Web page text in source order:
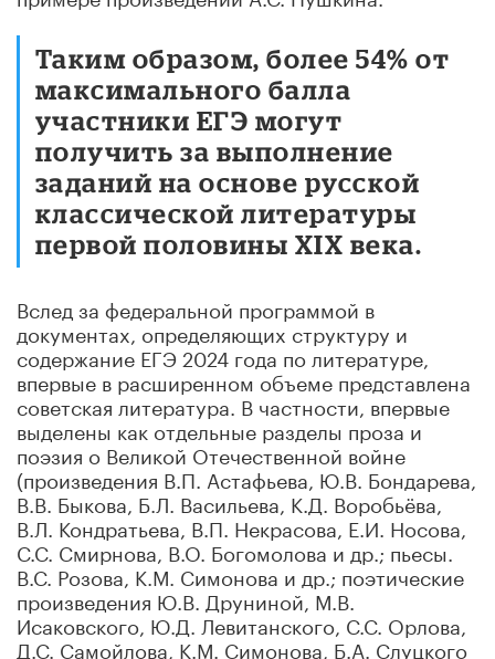
Таким образом, более 54% от
максимального балла
участники ЕГЭ могут
получить за выполнение
заданий на основе русской
классической литературы
первой половины XIX века.
Вслед за федеральной программой в
документах, определяющих структуру и
содержание ЕГЭ 2024 года по литературе,
впервые в расширенном объеме представлена
советская литература. В частности, впервые
выделены как отдельные разделы проза и
поэзия о Великой Отечественной войне
(произведения В.П. Астафьева, Ю.В. Бондарева,
В.В. Быкова, Б.Л. Васильева, К.Д. Воробьёва,
В.Л. Кондратьева, В.П. Некрасова, Е.И. Носова,
С.С. Смирнова, В.О. Богомолова и др.; пьесы.
В.С. Розова, К.М. Симонова и др.; поэтические
произведения Ю.В. Друниной, М.В.
Исаковского, Ю.Д. Левитанского, С.С. Орлова,
Д.С. Самойлова, К.М. Симонова, Б.А. Слуц­кого